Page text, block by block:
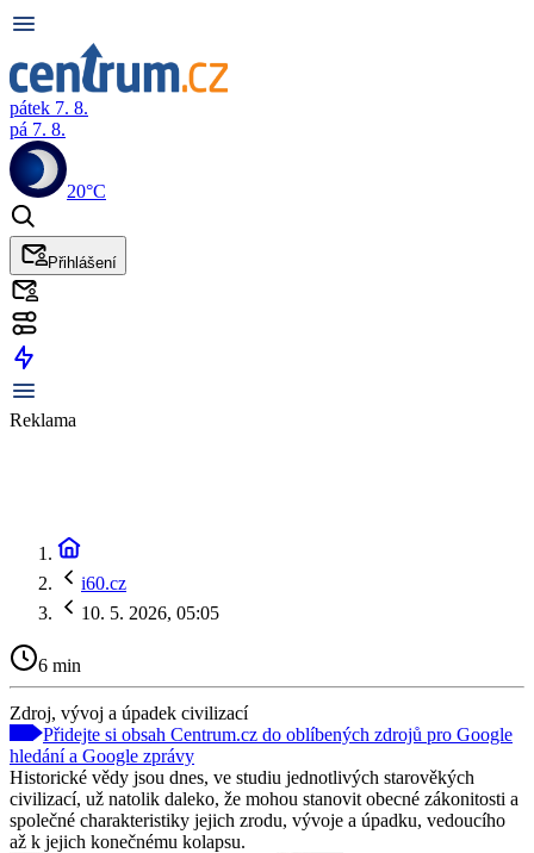
pátek 7. 8.
pá 7. 8.
20°C
Přihlášení
Reklama
i60.cz
10. 5. 2026, 05:05
6 min
Zdroj, vývoj a úpadek civilizací
Přidejte si obsah Centrum.cz do oblíbených zdrojů pro Google
hledání a Google zprávy
Historické vědy jsou dnes, ve studiu jednotlivých starověkých
civilizací, už natolik daleko, že mohou stanovit obecné zákonitosti a
společné charakteristiky jejich zrodu, vývoje a úpadku, vedoucího
až k jejich konečnému kolapsu.